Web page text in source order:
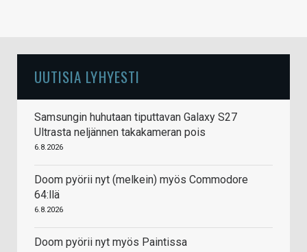
UUTISIA LYHYESTI
Samsungin huhutaan tiputtavan Galaxy S27
Ultrasta neljännen takakameran pois
6.8.2026
Doom pyörii nyt (melkein) myös Commodore
64:llä
6.8.2026
Doom pyörii nyt myös Paintissa